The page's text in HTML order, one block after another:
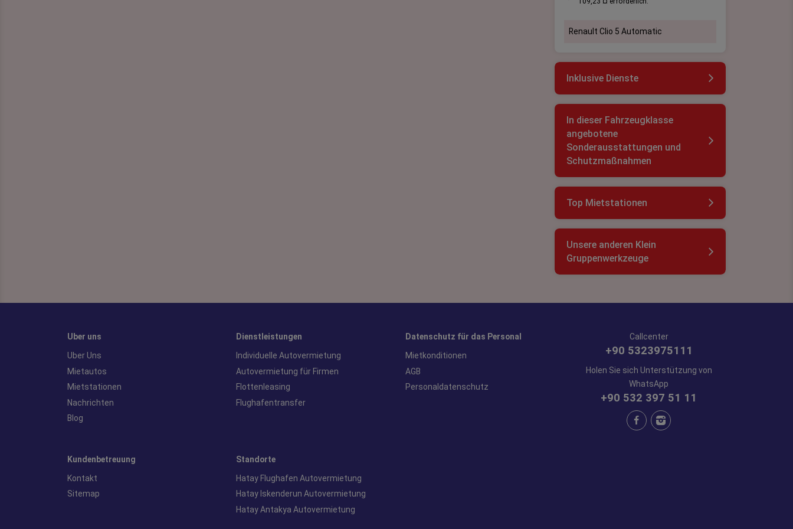
Renault Clio 5 Automatic
Inklusive Dienste
In dieser Fahrzeugklasse
angebotene
Sonderausstattungen und
Schutzmaßnahmen
Top Mietstationen
Unsere anderen Klein
Gruppenwerkzeuge
Uber uns
Uber Uns
Mietautos
Mietstationen
Nachrichten
Blog
Dienstleistungen
Individuelle Autovermietung
Autovermietung für Firmen
Flottenleasing
Flughafentransfer
Datenschutz für das Personal
Mietkonditionen
AGB
Personaldatenschutz
Kundenbetreuung
Kontakt
Sitemap
Standorte
Hatay Flughafen Autovermietung
Hatay Iskenderun Autovermietung
Hatay Antakya Autovermietung
Callcenter
+90 5323975111
Holen Sie sich Unterstützung von
WhatsApp
+90 532 397 51 11